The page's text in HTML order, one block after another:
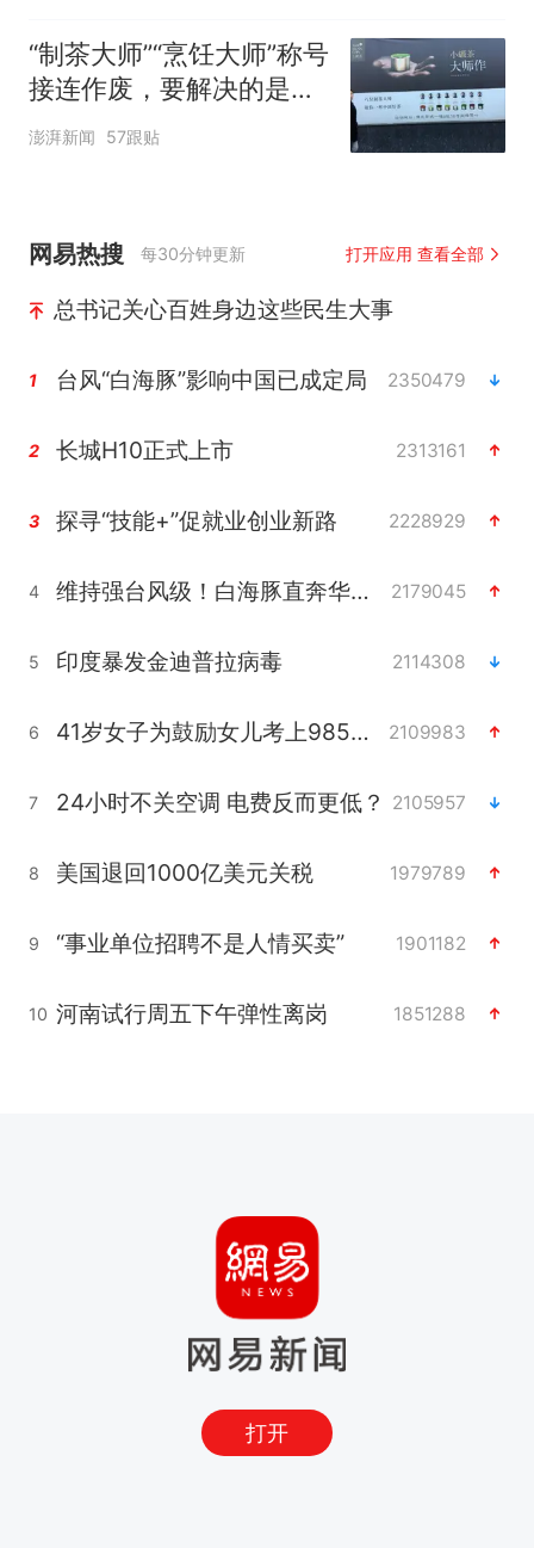
“制茶大师”“烹饪大师”称号
接连作废，要解决的是什
么问题
澎湃新闻 57跟贴
网易热搜 每30分钟更新 打开应用 查看全部
总书记关心百姓身边这些民生大事
1 台风“白海豚”影响中国已成定局 2350479
2 长城H10正式上市 2313161
3 探寻“技能+”促就业创业新路 2228929
4 维持强台风级！白海豚直奔华东沿海 2179045
5 印度暴发金迪普拉病毒 2114308
6 41岁女子为鼓励女儿考上985研究生 2109983
7 24小时不关空调 电费反而更低？ 2105957
8 美国退回1000亿美元关税 1979789
9 “事业单位招聘不是人情买卖” 1901182
10 河南试行周五下午弹性离岗 1851288
打开